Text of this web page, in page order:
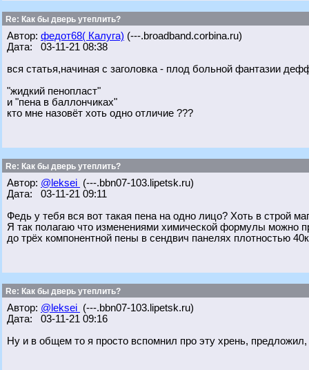
Re: Как бы дверь утеплить?
Автор: федот68( Калуга) (---.broadband.corbina.ru)
Дата: 03-11-21 08:38
вся статья,начиная с заголовка - плод больной фантазии
"жидкий пенопласт"
и "пена в баллончиках"
кто мне назовёт хоть одно отличие ???
Re: Как бы дверь утеплить?
Автор: @leksei (---.bbn07-103.lipetsk.ru)
Дата: 03-11-21 09:11
Федь у тебя вся вот такая пена на одно лицо? Хоть в строй
Я так полагаю что изменениями химической формулы можно
до трёх компонентной пены в сендвич панелях плотностью
Re: Как бы дверь утеплить?
Автор: @leksei (---.bbn07-103.lipetsk.ru)
Дата: 03-11-21 09:16
Ну и в общем то я просто вспомнил про эту хрень,